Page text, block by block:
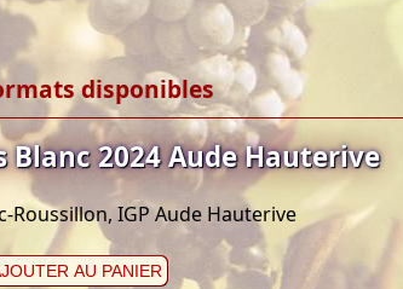
disponibles
Blanc 2024 Aude Hauterive
Roussillon, IGP Aude Hauterive
AU PANIER